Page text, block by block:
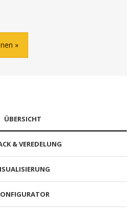
ÜBERSICHT
& VEREDELUNG